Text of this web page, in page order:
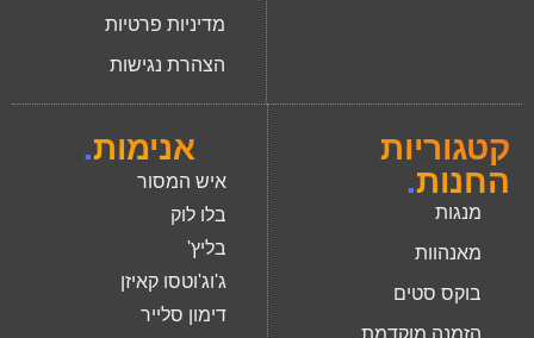
מדיניות פרטיות
הצהרת נגישות
קטגוריות
החנות.
מנגות
מאנהוות
בוקס סטים
הזמנה מוקדמת
אנימות.
איש המסור
בלו לוק
בליץ'
ג'וג'וטסו קאיזן
דימון סלייר